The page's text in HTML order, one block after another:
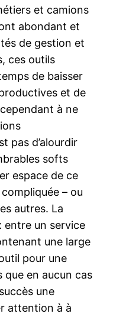
et camions
abondant et
de gestion et
ces outils
de baisser
et de
à ne
pas d’alourdir
softs
espace de ce
– ou
autres. La
entre un service
une large
pour une
en aucun cas
une
attention à à